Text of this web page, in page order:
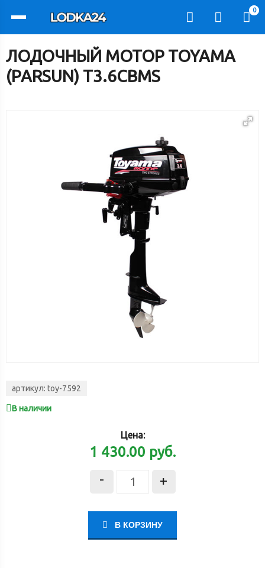
0
ЛОДОЧНЫЙ МОТОР TOYAMA
(PARSUN) T3.6CBMS
артикул: toy-7592
В наличии
Цена:
1 430.00 руб.
- +
В КОРЗИНУ